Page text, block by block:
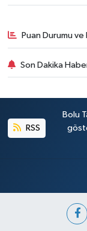
Puan Durumu ve
Son Dakika
RSS
Bolu